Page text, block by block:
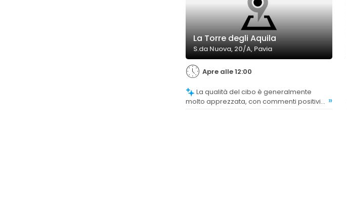
La Torre degli Aquila
S.da Nuova, 20/A, Pavia
Apre alle 12:00
molto apprezzata, con commenti positivi
»